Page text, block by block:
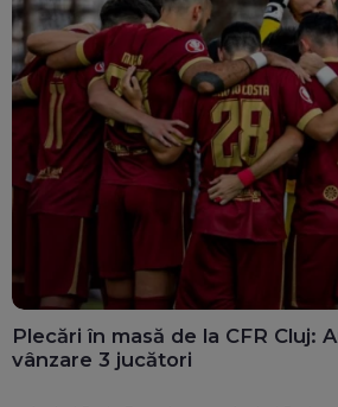
Plecări în masă de la CFR Cluj:
vânzare 3 jucători